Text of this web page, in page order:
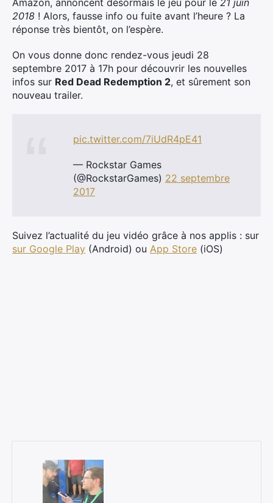
Amazon, annoncent désormais le jeu pour le 21 juin
2018 ! Alors, fausse info ou fuite avant l’heure ? La
réponse très bientôt, on l’espère.
On vous donne donc rendez-vous jeudi 28
septembre 2017 à 17h pour découvrir les nouvelles
infos sur Red Dead Redemption 2, et sûrement son
nouveau trailer.
pic.twitter.com/7iUdR4pE41
— Rockstar Games
(@RockstarGames) 22 septembre
2017
Suivez l’actualité du jeu vidéo grâce à nos applis : sur
sur Google Play (Android) ou App Store (iOS)
Rechercher